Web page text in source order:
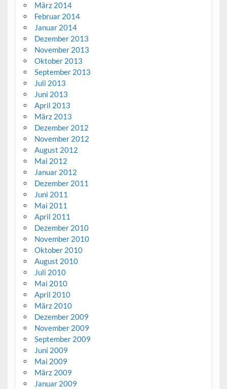
März 2014
Februar 2014
Januar 2014
Dezember 2013
November 2013
Oktober 2013
September 2013
Juli 2013
Juni 2013
April 2013
März 2013
Dezember 2012
November 2012
August 2012
Mai 2012
Januar 2012
Dezember 2011
Juni 2011
Mai 2011
April 2011
Dezember 2010
November 2010
Oktober 2010
August 2010
Juli 2010
Mai 2010
April 2010
März 2010
Dezember 2009
November 2009
September 2009
Juni 2009
Mai 2009
März 2009
Januar 2009